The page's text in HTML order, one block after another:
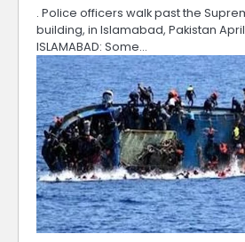
. Police officers walk past the
building, in Islamabad, Pakistan April
ISLAMABAD: Some…